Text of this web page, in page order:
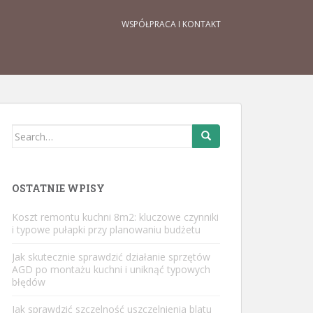
WSPÓŁPRACA I KONTAKT
Search
OSTATNIE WPISY
Koszt remontu kuchni 8m2: kluczowe czynniki
i typowe pułapki przy planowaniu budżetu
Jak skutecznie sprawdzić działanie sprzętów
AGD po montażu kuchni i uniknąć typowych
błędów
Jak sprawdzić szczelność uszczelnienia blatu